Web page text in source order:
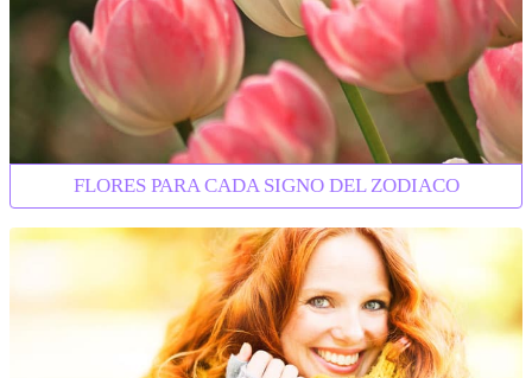
FLORES PARA CADA SIGNO DEL ZODIACO